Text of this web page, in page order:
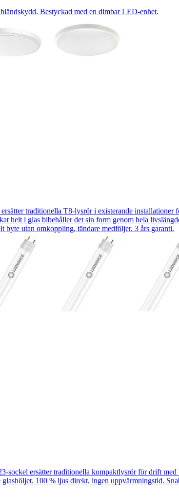
Bestyckad med en dimbar LED-enhet.
traditionella T8-lysrör i existerande installationer
helt i glas bibehåller det sin form genom hela
byte utan omkoppling, tändare medföljer. 3 års garanti.
ersätter traditionella kompaktlysrör för drift med
100 % ljus direkt, ingen uppvärmningstid.